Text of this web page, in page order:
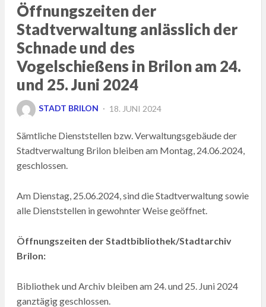
Öffnungszeiten der
Stadtverwaltung anlässlich der
Schnade und des
Vogelschießens in Brilon am 24.
und 25. Juni 2024
STADT BRILON
POSTED
18. JUNI 2024
Sämtliche Dienststellen bzw. Verwaltungsgebäude der
Stadtverwaltung Brilon bleiben am Montag, 24.06.2024,
geschlossen.
Am Dienstag, 25.06.2024, sind die Stadtverwaltung sowie
alle Dienststellen in gewohnter Weise geöffnet.
Öffnungszeiten der Stadtbibliothek/Stadtarchiv
Brilon:
Bibliothek und Archiv bleiben am 24. und 25. Juni 2024
ganztägig geschlossen.